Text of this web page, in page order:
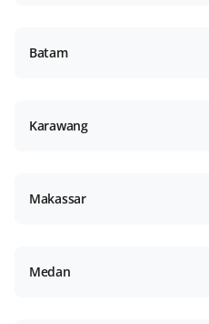
Batam
Karawang
Makassar
Medan